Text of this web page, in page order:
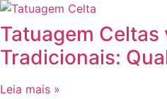
Tatuagem Celtas
Tradicionais:
Leia mais »